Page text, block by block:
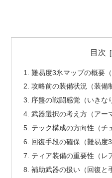
目次
難易度3氷マップの概要
攻略前の装備状況（装備
序盤の戦闘感覚（いきな
武器選択の考え方（アー
テック構成の方向性（チ
回復手段の確保（難易度3
ティア装備の重要性（レ
補助武器の扱い（回復と